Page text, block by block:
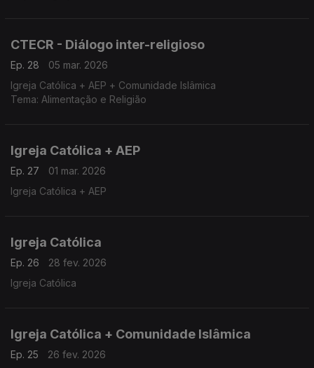
CTECR - Diálogo inter-religioso
Ep. 28
05 mar. 2026
Igreja Católica + AEP + Comunidade Islâmica
Tema: Alimentação e Religião
Igreja Católica + AEP
Ep. 27
01 mar. 2026
Igreja Católica + AEP
Igreja Católica
Ep. 26
28 fev. 2026
Igreja Católica
Igreja Católica + Comunidade Islâmica
Ep. 25
26 fev. 2026